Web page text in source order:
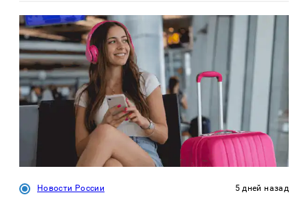
Новости России 5 дней назад